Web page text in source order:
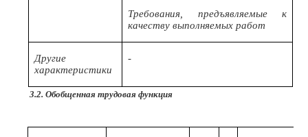
Требования, предъявляемые к
качеству выполняемых работ
Другие
характеристики
-
3.2. Обобщенная трудовая функция